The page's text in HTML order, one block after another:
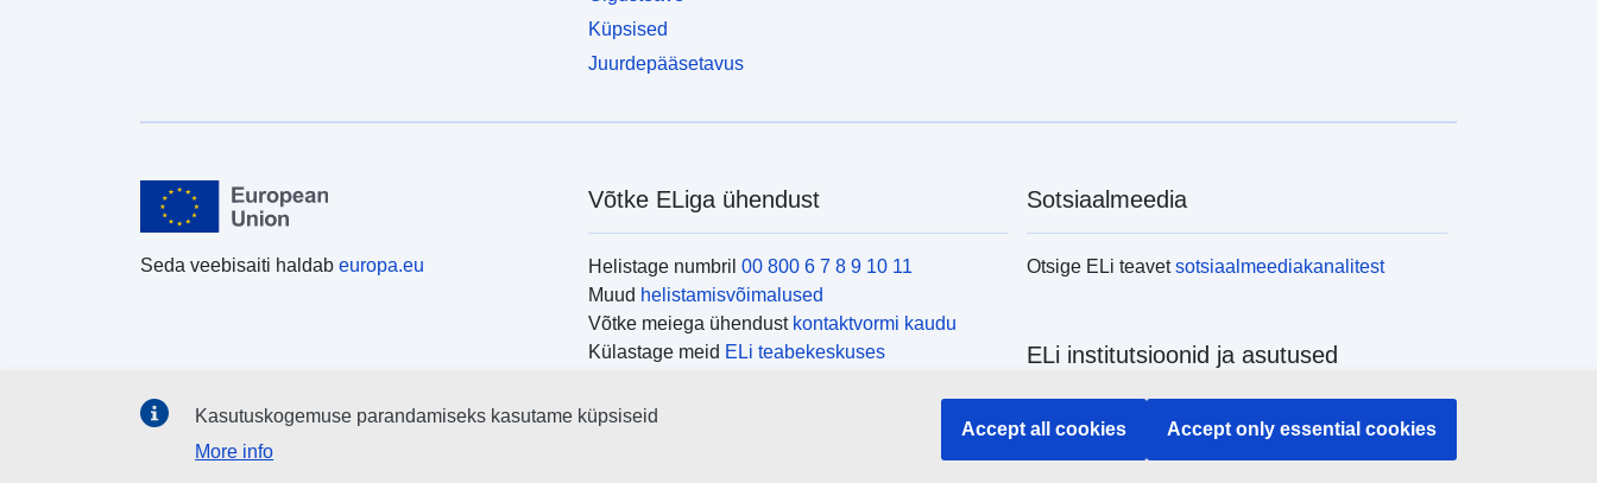
Küpsised
Juurdepääsetavus
Seda veebisaiti haldab europa.eu
Võtke ELiga ühendust
Helistage numbril 00 800 6 7 8 9 10 11
Muud helistamisvõimalused
Võtke meiega ühendust kontaktvormi kaudu
Külastage meid ELi teabekeskuses
Sotsiaalmeedia
Otsige ELi teavetsotsiaalmeediakanalitest
ELi institutsioonid ja asutused
Otsige kõiki ELi institutsioone ja ameteid
Kasutuskogemuse parandamiseks kasutame küpsiseid
More info
Accept all cookies Accept only essential cookies